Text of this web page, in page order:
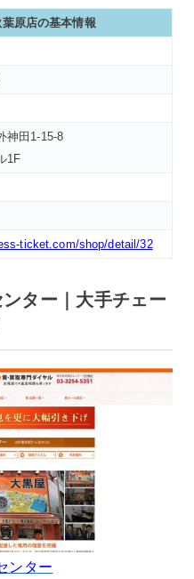
原店の基本情報
神田1-15-8
1F
ticket.com/shop/detail/32
ター｜大手チェー
ンター